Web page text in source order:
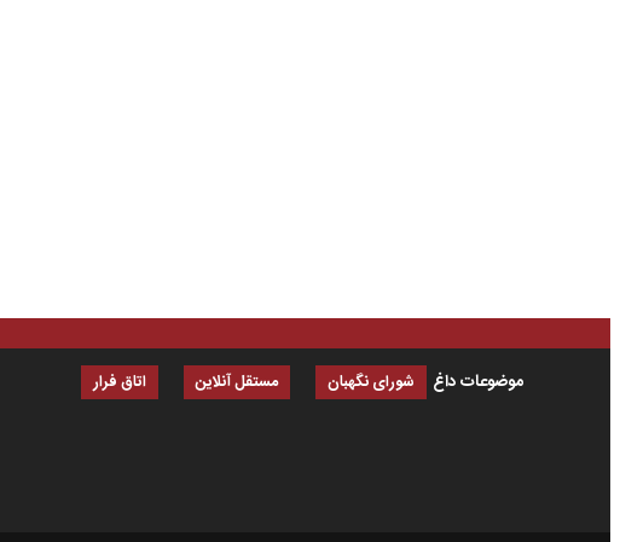
موضوعات داغ شورای نگهبان مستقل آنلاین اتاق فرار